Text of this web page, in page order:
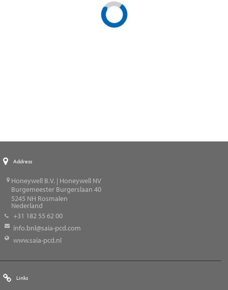
Address
Honeywell B.V. | Honeywell NV
Burgemeester Burgerslaan 40
5245 NH Rosmalen
Nederland
+31 182 55 62 00
info.bnl@saia-pcd.com
www.saia-pcd.nl
Links